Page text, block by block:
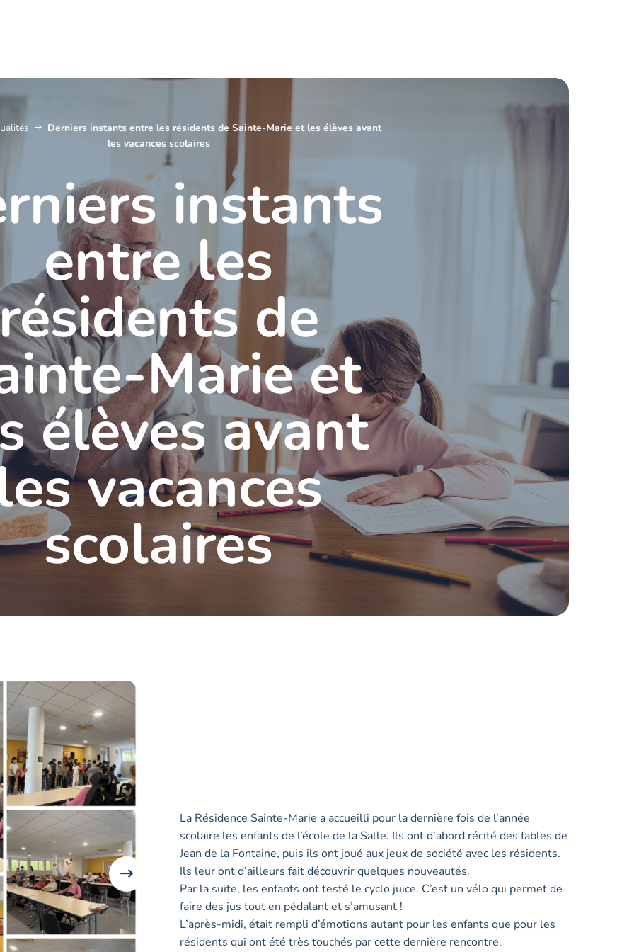
Derniers instants entre les résidents de Sainte-Marie et les élèves avant
les vacances scolaires
instants
entre les
de
Marie et
élèves avant
vacances
scolaires
La Résidence Sainte-Marie a accueilli pour la dernière fois de l’année
scolaire les enfants de l’école de la Salle. Ils ont d’abord récité des fables de
Jean de la Fontaine, puis ils ont joué aux jeux de société avec les résidents.
Ils leur ont d’ailleurs fait découvrir quelques nouveautés.
Par la suite, les enfants ont testé le cyclo juice. C’est un vélo qui permet de
faire des jus tout en pédalant et s’amusant !
L’après-midi, était rempli d’émotions autant pour les enfants que pour les
résidents qui ont été très touchés par cette dernière rencontre.